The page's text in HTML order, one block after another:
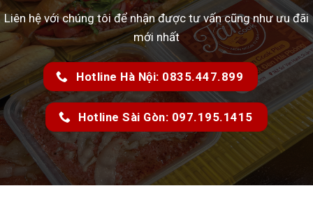
Liên hệ với chúng tôi để nhận được tư vấn cũng như ưu đãi
mới nhất
Hotline Hà Nội: 0835.447.899
Hotline Sài Gòn: 097.195.1415